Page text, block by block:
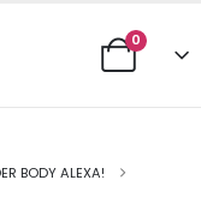
0
BODY ALEXA!